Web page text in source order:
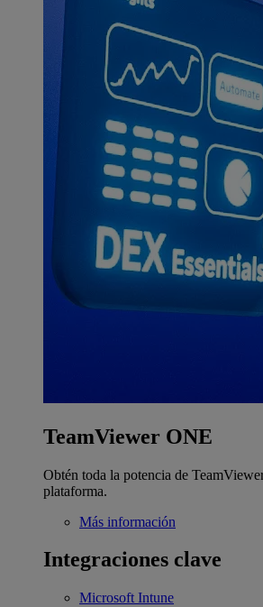
TeamViewer ONE
Obtén toda la potencia de
plataforma.
Más información
Integraciones clave
Microsoft Intune